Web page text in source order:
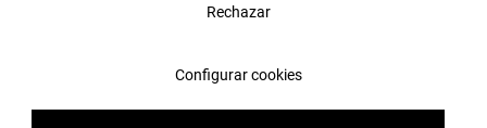
Rechazar
Configurar cookies